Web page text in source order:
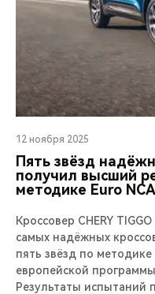
12 ноября 2025
Пять звёзд
получил высший
методике Euro
Кроссовер CHERY
самых надёжных
пять звёзд по
европейской
Результаты испытаний